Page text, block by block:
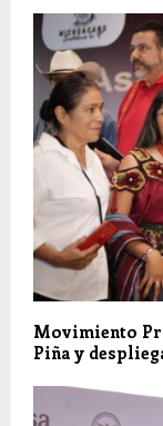
Movimiento
Piña y